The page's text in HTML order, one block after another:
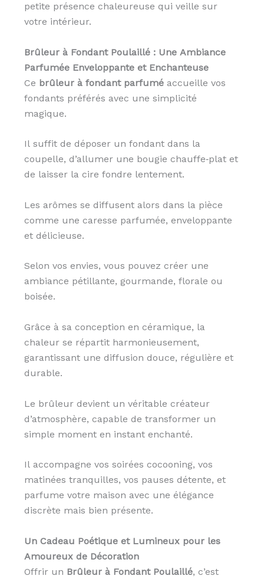
petite présence chaleureuse qui veille sur
votre intérieur.
Brûleur à Fondant Poulaillé : Une Ambiance
Parfumée Enveloppante et Enchanteuse
Ce brûleur à fondant parfuméaccueille vos
fondants préférés avec une simplicité
magique.
Il suffit de déposer un fondant dans la
coupelle, d’allumer une bougie chauffe‑plat et
de laisser la cire fondre lentement.
Les arômes se diffusent alors dans la pièce
comme une caresse parfumée, enveloppante
et délicieuse.
Selon vos envies, vous pouvez créer une
ambiance pétillante, gourmande, florale ou
boisée.
Grâce à sa conception en céramique, la
chaleur se répartit harmonieusement,
garantissant une diffusion douce, régulière et
durable.
Le brûleur devient un véritable créateur
d’atmosphère, capable de transformer un
simple moment en instant enchanté.
Il accompagne vos soirées cocooning, vos
matinées tranquilles, vos pauses détente, et
parfume votre maison avec une élégance
discrète mais bien présente.
Un Cadeau Poétique et Lumineux pour les
Amoureux de Décoration
Offrir un Brûleur à Fondant Poulaillé, c’est